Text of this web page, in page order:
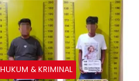
HUKUM & KRIMINAL